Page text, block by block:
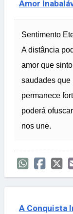
Amor
Sentimento
A distância
amor que
saudades que
permanece
poderá
nos une.
A Conquista